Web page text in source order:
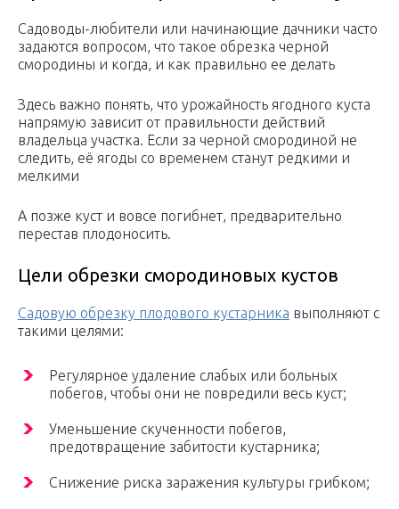
Садоводы-любители или начинающие дачники часто
задаются вопросом, что такое обрезка черной
смородины и когда, и как правильно ее делать
Здесь важно понять, что урожайность ягодного куста
напрямую зависит от правильности действий
владельца участка. Если за черной смородиной не
следить, её ягоды со временем станут редкими и
мелкими
А позже куст и вовсе погибнет, предварительно
перестав плодоносить.
Цели обрезки смородиновых кустов
Садовую обрезку плодового кустарника выполняют с
такими целями:
Регулярное удаление слабых или больных
побегов, чтобы они не повредили весь куст;
Уменьшение скученности побегов,
предотвращение забитости кустарника;
Снижение риска заражения культуры грибком;